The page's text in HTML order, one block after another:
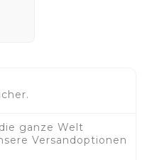
ganze Welt
Versandoptionen